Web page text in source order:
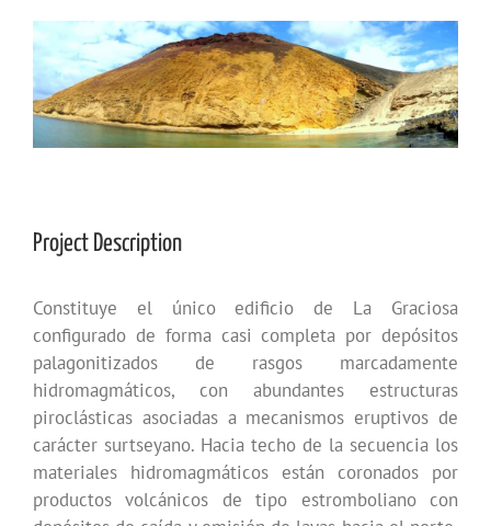
View
Larger
Image
Project Description
Constituye el único edificio de La Graciosa
configurado de forma casi completa por depósitos
palagonitizados de rasgos marcadamente
hidromagmáticos, con abundantes estructuras
piroclásticas asociadas a mecanismos eruptivos de
carácter surtseyano. Hacia techo de la secuencia los
materiales hidromagmáticos están coronados por
productos volcánicos de tipo estromboliano con